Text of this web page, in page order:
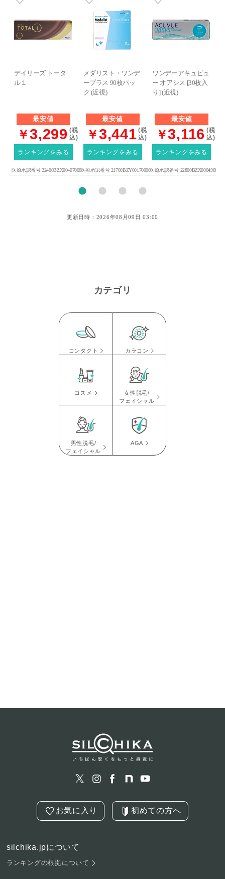
デイリーズ トータ
ル１
最安値
￥3,299 (税
込)
ランキングをみる
医療承認番号 22400BZX00407000
メダリスト・ワンデ
ープラス 90枚パッ
ク (近視)
最安値
￥3,441 (税
込)
ランキングをみる
医療承認番号 21700BZY00170000
ワンデーアキュビュ
ー オアシス [30枚入
り] (近視)
最安値
￥3,116 (税
込)
ランキングをみる
医療承認番号 22800BZX00049000
1 2 3
1 2 3
1 2 3 4
1 2 3
更新日時：2026年08月09日 03:00
カテゴリ
コンタクト カラコン
コスメ
女性脱毛/
フェイシャル
男性脱毛/
フェイシャル
AGA
お気に入り 初めての方へ
silchika.jpについて
ランキングの根拠について